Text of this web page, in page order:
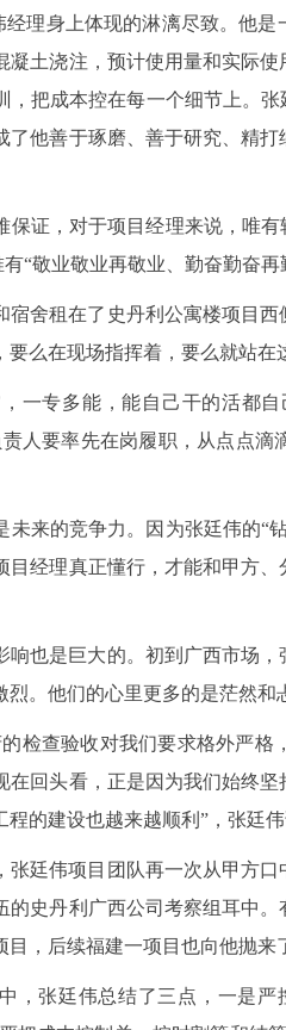
经理身上体现的淋漓尽致。他
凝土浇注，预计使用量和实际
，把成本控在每一个细节上。
了他善于琢磨、善于研究、精
保证，对于项目经理来说，唯
“敬业敬业再敬业、勤奋勤奋再
宿舍租在了史丹利公寓楼项目
么在现场指挥着，要么就站在
，一专多能，能自己干的活都
人要率先在岗履职，从点点
未来的竞争力。因为张廷伟的“
目经理真正懂行，才能和甲方
响也是巨大的。初到广西市场
。他们的心里更多的是茫然和
检查验收对我们要求格外严格
在回头看，正是因为我们始终
的建设也越来越顺利”，张廷伟
张廷伟项目团队再一次从甲方
的史丹利广西公司考察组耳中
，后续福建一项目也向他抛来
，张廷伟总结了三点，一是